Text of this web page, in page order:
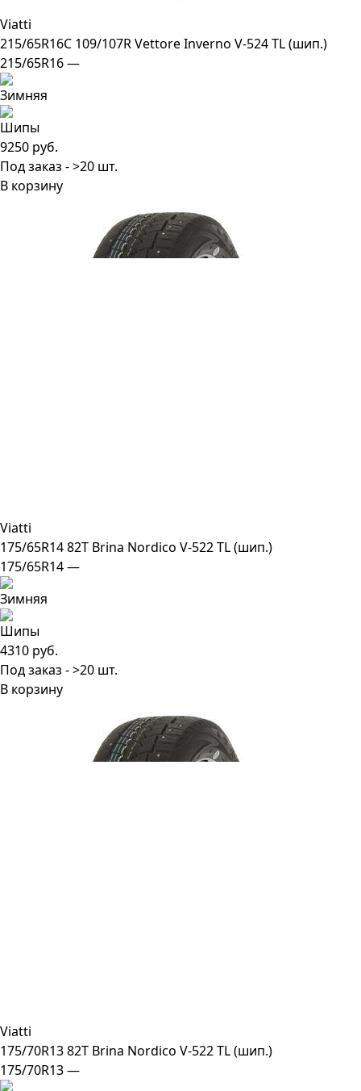
Viatti
215/65R16C 109/107R Vettore Inverno V-524 TL (шип.)
215/65R16 —
9250 руб.
Под заказ - >20 шт.
В корзину
Viatti
175/65R14 82T Brina Nordico V-522 TL (шип.)
175/65R14 —
4310 руб.
Под заказ - >20 шт.
В корзину
Viatti
175/70R13 82T Brina Nordico V-522 TL (шип.)
175/70R13 —